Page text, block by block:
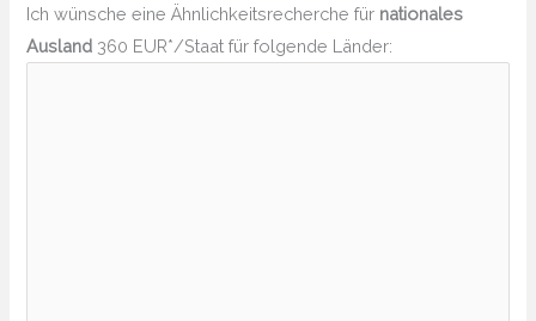
Ich wünsche eine Ähnlichkeitsrecherche für nationales
Ausland 360 EUR*/Staat für folgende Länder: